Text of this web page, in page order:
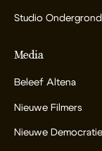
Studio Ondergrond
Media
Beleef Altena
Nieuwe Filmers
Nieuwe Democratie